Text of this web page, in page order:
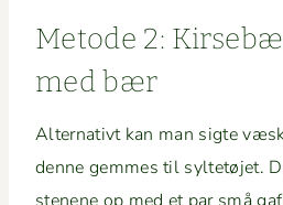
Metode 2:
med bær
Alter­na­tivt kan man sigte
denne gemmes til syl­tetø­jet.